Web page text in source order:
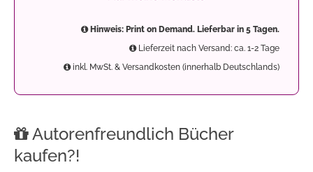
Hinweis: Print on Demand. Lieferbar in 5 Tagen.
Lieferzeit nach Versand: ca. 1-2 Tage
inkl. MwSt. & Versandkosten (innerhalb Deutschlands)
Autorenfreundlich Bücher
kaufen?!